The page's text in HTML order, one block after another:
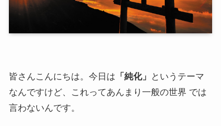
皆さんこんにちは。 今日は 「純化」
というテーマ
なんですけど、これってあんまり一般の世界 では
言わないんです。